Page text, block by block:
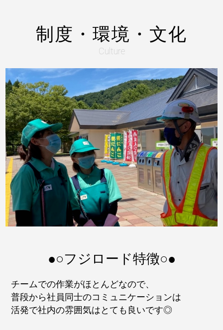
制度・環境・文化
Culture
●○フジロード特徴○●
チームでの作業がほとんどなので、
普段から社員同士のコミュニケーションは
活発で社内の雰囲気はとても良いです◎